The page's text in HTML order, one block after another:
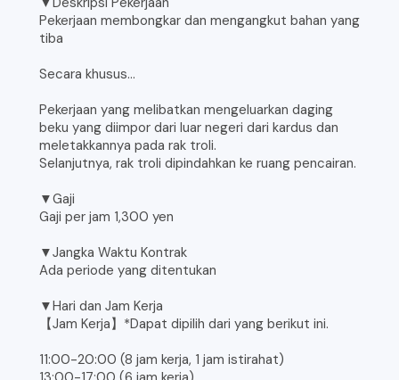
Pekerjaan membongkar dan mengangkut bahan yang
tiba
Secara khusus...
Pekerjaan yang melibatkan mengeluarkan daging
beku yang diimpor dari luar negeri dari kardus dan
meletakkannya pada rak troli.
Selanjutnya, rak troli dipindahkan ke ruang pencairan.
▼Gaji
Gaji per jam 1,300 yen
▼Jangka Waktu Kontrak
Ada periode yang ditentukan
▼Hari dan Jam Kerja
【Jam Kerja】*Dapat dipilih dari yang berikut ini.
11:00-20:00 (8 jam kerja, 1 jam istirahat)